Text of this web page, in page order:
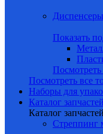
Диспенсеры
Показать
Посмотреть все
Наборы для
Каталог запчастей
Каталог запчастей
Стреппинг